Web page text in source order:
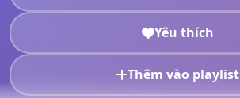
Yêu thích
Thêm vào playlist